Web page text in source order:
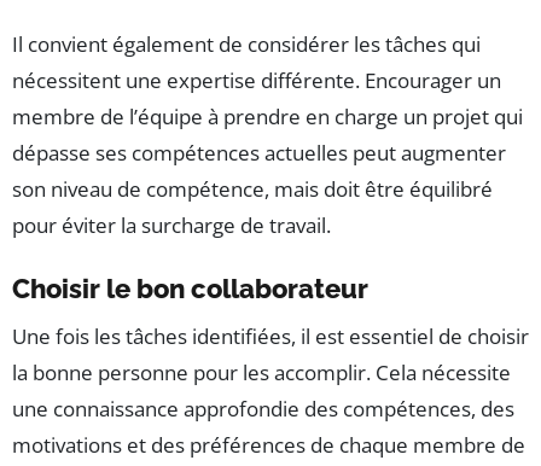
Il convient également de considérer les tâches qui
nécessitent une expertise différente. Encourager un
membre de l’équipe à prendre en charge un projet qui
dépasse ses compétences actuelles peut augmenter
son niveau de compétence, mais doit être équilibré
pour éviter la surcharge de travail.
Choisir le bon collaborateur
Une fois les tâches identifiées, il est essentiel de choisir
la bonne personne pour les accomplir. Cela nécessite
une connaissance approfondie des compétences, des
motivations et des préférences de chaque membre de